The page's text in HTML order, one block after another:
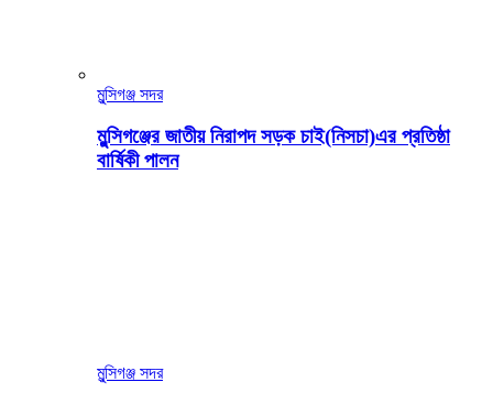
মুন্সিগঞ্জ সদর
মুন্সিগঞ্জের জাতীয় নিরাপদ সড়ক চাই(নিসচা)এর প্রতিষ্ঠা
বার্ষিকী পালন
মুন্সিগঞ্জ সদর